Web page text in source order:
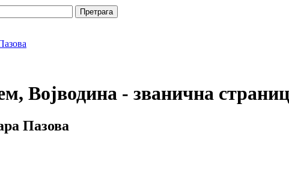
Претрага
Војводина - званична
Пазова